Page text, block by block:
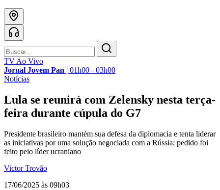
TV Ao Vivo
Jornal Jovem Pan | 01h00 - 03h00
Notícias
Lula se reunirá com Zelensky nesta terça-
feira durante cúpula do G7
Presidente brasileiro mantém sua defesa da diplomacia e tenta liderar
as iniciativas por uma solução negociada com a Rússia; pedido foi
feito pelo líder ucraniano
Victor Trovão
17/06/2025 às 09h03